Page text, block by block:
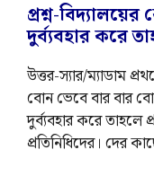
প্রশ্ন-
দুর্ব্যবহার করে
উত্তর-স্যার/ম্যাডাম
বোন ভেবে বার বার
দুর্ব্যবহার করে তাহলে
প্রতিনিধিদের। দের